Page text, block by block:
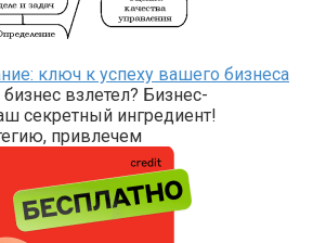
ключ к успеху вашего бизнеса
взлетел? Бизнес-
секретный ингредиент!
привлечем